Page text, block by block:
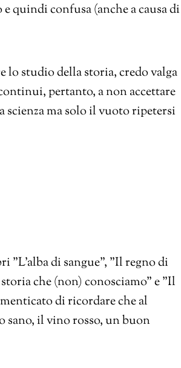
quindi confusa (anche a causa di
lo studio della storia, credo valga
pertanto, a non accettare
scienza ma solo il vuoto ripetersi
"L'alba di sangue", "Il regno di
che (non) conosciamo" e "Il
di ricordare che al
sano, il vino rosso, un buon